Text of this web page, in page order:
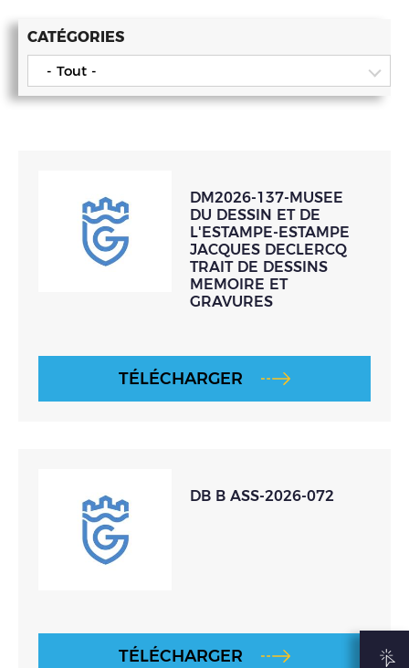
CATÉGORIES
- Tout -
DM2026-137-MUSEE
DU DESSIN ET DE
L'ESTAMPE-ESTAMPE
JACQUES DECLERCQ
TRAIT DE DESSINS
MEMOIRE ET
GRAVURES
TÉLÉCHARGER
DB B ASS-2026-072
TÉLÉCHARGER